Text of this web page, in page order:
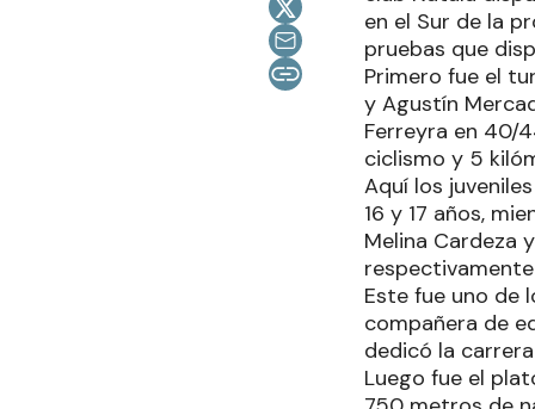
en el Sur de la
pruebas que
Primero fue el
y Agustín
Ferreyra en 40/
ciclismo y 5
Aquí los
16 y 17 años,
Melina Cardeza
Este fue uno de
compañera de
dedicó la
Luego fue el